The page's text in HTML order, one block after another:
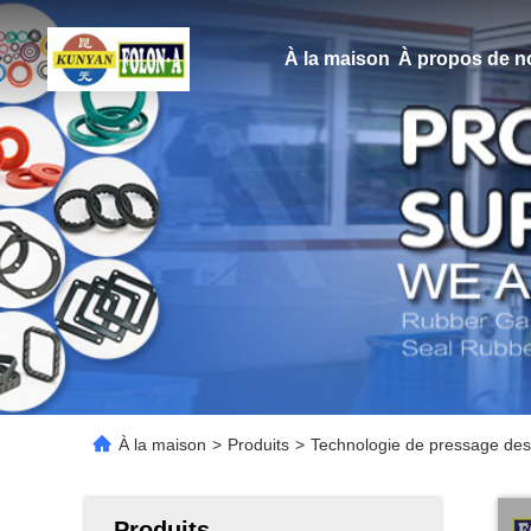
À la maison À propos de
À la maison > Produits > Technologie de pressage